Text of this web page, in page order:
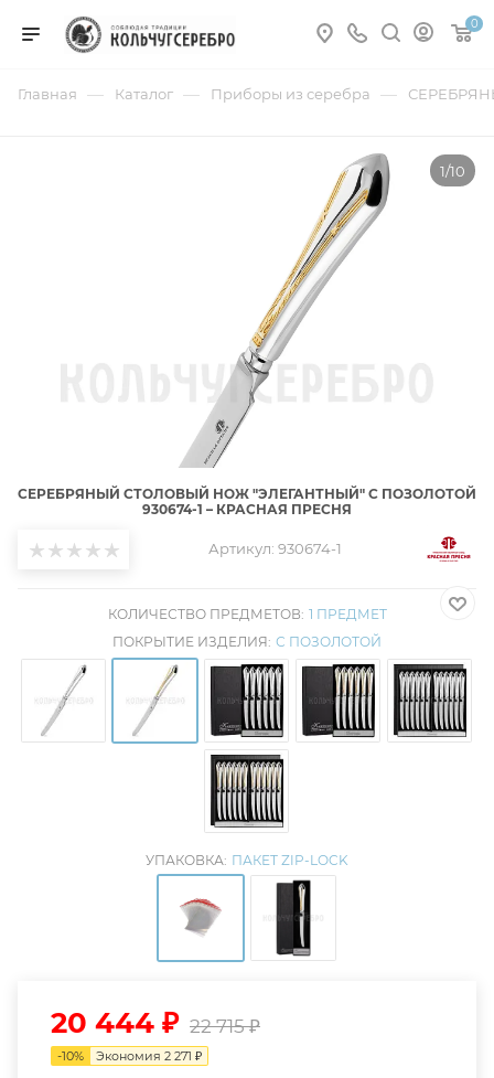
0
Главная — Каталог — Приборы из серебра —
1/10
СЕРЕБРЯНЫЙ СТОЛОВЫЙ НОЖ "ЭЛЕГАНТНЫЙ" С ПОЗОЛОТОЙ
930674-1 – КРАСНАЯ ПРЕСНЯ
Артикул: 930674-1
КОЛИЧЕСТВО ПРЕДМЕТОВ: 1 ПРЕДМЕТ
ПОКРЫТИЕ ИЗДЕЛИЯ: С ПОЗОЛОТОЙ
УПАКОВКА: ПАКЕТ ZIP-LOCK
20 444 ₽ 22 715₽
-10% Экономия 2 271 ₽